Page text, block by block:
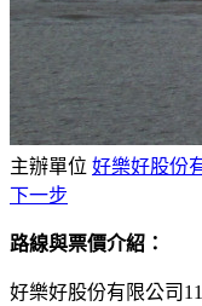
主辦單位 好樂好股份
下一步
路線與票價介紹：
好樂好股份有限公司